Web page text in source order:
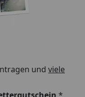
und viele